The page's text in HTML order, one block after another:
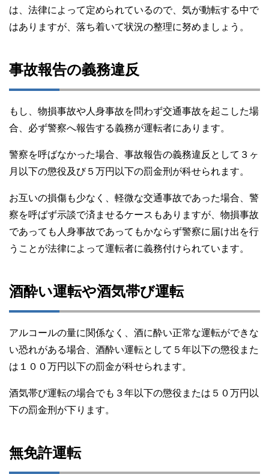
は、法律によって定められているので、気が動転する中で
はありますが、落ち着いて状況の整理に努めましょう。
事故報告の義務違反
もし、物損事故や人身事故を問わず交通事故を起こした場
合、必ず警察へ報告する義務が運転者にあります。
警察を呼ばなかった場合、事故報告の義務違反として３ヶ
月以下の懲役及び５万円以下の罰金刑が科せられます。
お互いの損傷も少なく、軽微な交通事故であった場合、警
察を呼ばず示談で済ませるケースもありますが、物損事故
であっても人身事故であってもかならず警察に届け出を行
うことが法律によって運転者に義務付けられています。
酒酔い運転や酒気帯び運転
アルコールの量に関係なく、酒に酔い正常な運転ができな
い恐れがある場合、酒酔い運転として５年以下の懲役また
は１００万円以下の罰金が科せられます。
酒気帯び運転の場合でも３年以下の懲役または５０万円以
下の罰金刑が下ります。
無免許運転